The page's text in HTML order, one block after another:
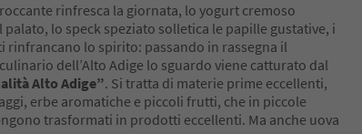
rinfresca la giornata, lo yogurt cremoso
palato, lo speck speziato solletica le papille gustative, i
rinfrancano lo spirito: passando in rassegna il
dell’Alto Adige lo sguardo viene catturato dal
Alto Adige”. Si tratta di materie prime eccellenti,
erbe aromatiche e piccoli frutti, che in piccole
trasformati in prodotti eccellenti. Ma anche uova
sia il gusto sia l’ambiente. I prodotti di qualità dell’Alto Adige sono il
terreno fertile, di tradizioni vive e di produttori